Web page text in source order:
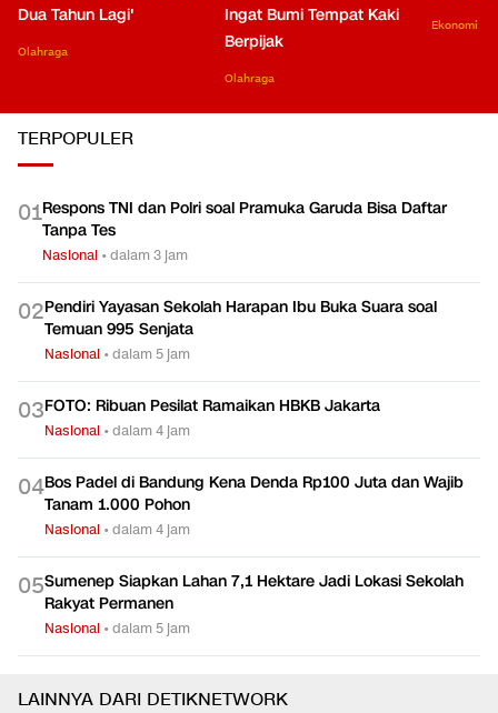
Dua Tahun Lagi'
Olahraga
Ingat Bumi Tempat Kaki
Berpijak
Olahraga
Ekonomi
TERPOPULER
01Respons TNI dan Polri soal Pramuka Garuda Bisa Daftar
Tanpa Tes
Nasional •dalam 3 jam
02Pendiri Yayasan Sekolah Harapan Ibu Buka Suara soal
Temuan 995 Senjata
Nasional •dalam 5 jam
03FOTO: Ribuan Pesilat Ramaikan HBKB Jakarta
Nasional •dalam 4 jam
04Bos Padel di Bandung Kena Denda Rp100 Juta dan Wajib
Tanam 1.000 Pohon
Nasional •dalam 4 jam
05Sumenep Siapkan Lahan 7,1 Hektare Jadi Lokasi Sekolah
Rakyat Permanen
Nasional •dalam 5 jam
LAINNYA DARI DETIKNETWORK